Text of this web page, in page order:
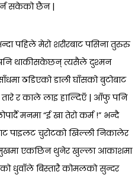
सकेको छैन |
पहिले मेरो शरीरबाट पसिना तुरुरु
थाकीसकेछन् त्यसैले दुश्मन
ठडिएको डाली घाँसको बुटोबाट
र काले लाइ हाल्दिएँ | आँफु पनि
मनमा “ई खा तेरो कर्म !” भन्दै
पाइलट चुरोटको खिल्ली निकालेर
मुखमा एकछिन थुनेर खुल्ला आकाशमा
धुवाँले बिस्तारै कोमलको सुन्दर